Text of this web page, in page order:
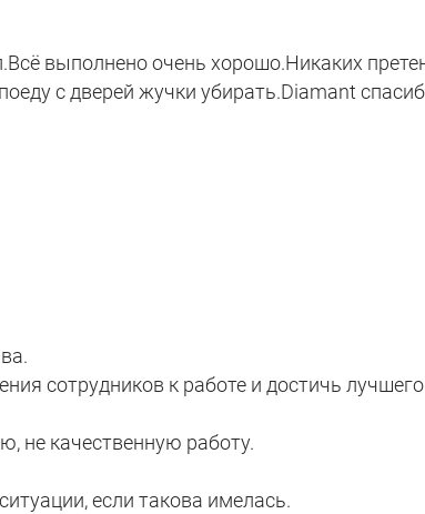
выполнено очень хорошо.Никаких
с дверей жучки убирать.Diamant
сотрудников к работе и достичь лучшего
не качественную работу.
если такова имелась.